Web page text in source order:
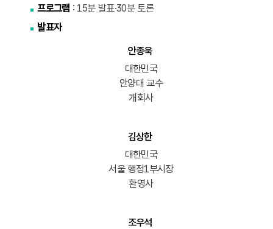
프로그램 : 15분 발표·30분 토론
발표자
안종욱
대한민국
안양대 교수
개회사
김상한
대한민국
서울 행정1부시장
환영사
조우석